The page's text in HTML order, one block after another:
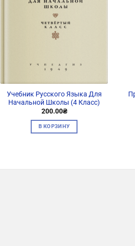
Учебник Русского Языка Для
Начальной Школы (4 Класс)
200.00₴
В КОРЗИНУ